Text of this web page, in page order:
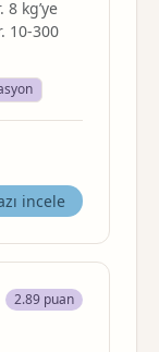
kg’ye
10-300
incele
2.89 puan